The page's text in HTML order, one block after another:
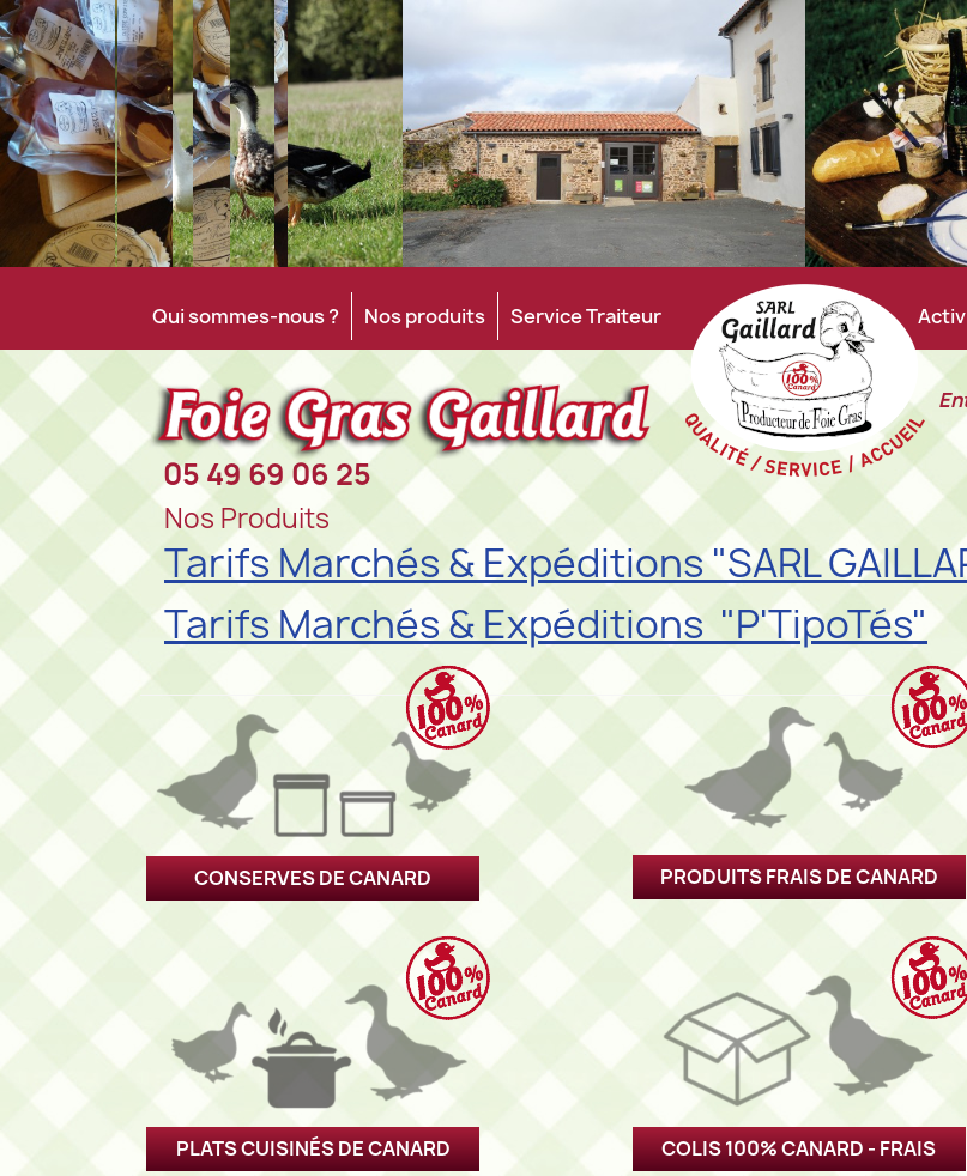
Qui sommes-nous ? Nos produits Service Traiteur
05 49 69 06 25
Nos Produits
Tarifs Marchés & Expéditions "SARL
Tarifs Marchés & Expéditions "P'TipoTés"
CONSERVES DE CANARD PRODUITS FRAIS DE CANARD
PLATS CUISINÉS DE CANARD COLIS 100% CANARD - FRAIS